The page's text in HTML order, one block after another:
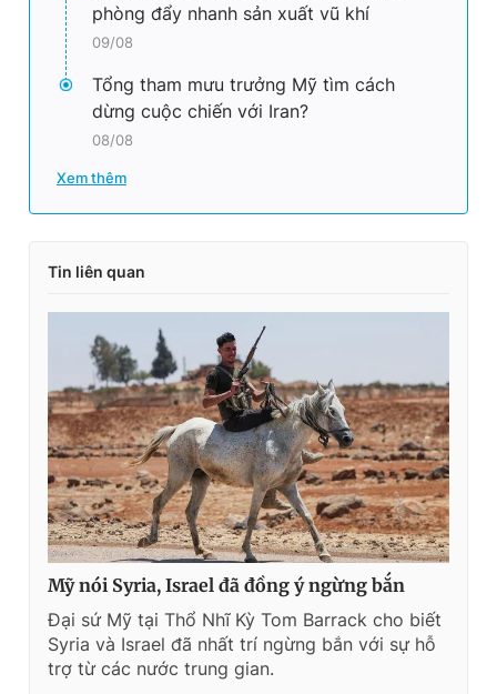
phòng đẩy nhanh sản xuất vũ khí
09/08
Tổng tham mưu trưởng Mỹ tìm cách
dừng cuộc chiến với Iran?
08/08
Xem thêm
Tin liên quan
Mỹ nói Syria, Israel đã đồng ý ngừng bắn
Đại sứ Mỹ tại Thổ Nhĩ Kỳ Tom Barrack cho biết
Syria và Israel đã nhất trí ngừng bắn với sự hỗ
trợ từ các nước trung gian.